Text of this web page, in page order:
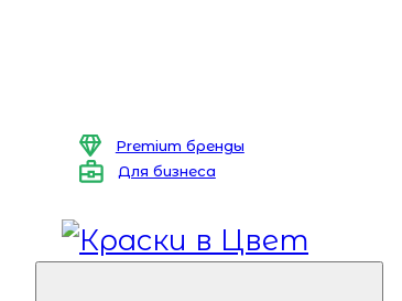
Premium бренды
Для бизнеса